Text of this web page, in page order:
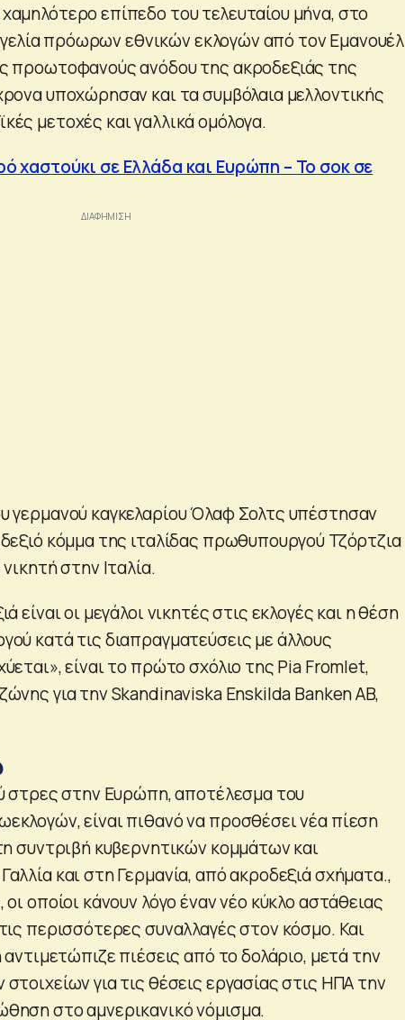
επίπεδο του τελευταίου μήνα, στο
πρόωρων εθνικών εκλογών από τον Εμανουέλ
ανόδου της ακροδεξιάς της
υποχώρησαν και τα συμβόλαια μελλοντικής
μετοχές και γαλλικά ομόλογα.
χαστούκι σε Ελλάδα και Ευρώπη – Το σοκ σε
γερμανού καγκελαρίου Όλαφ Σολτς υπέστησαν
κόμμα της ιταλίδας πρωθυπουργού Τζόρτζια
στην Ιταλία.
είναι οι μεγάλοι νικητές στις εκλογές και η θέση
κατά τις διαπραγματεύσεις με άλλους
είναι το πρώτο σχόλιο της Pia Fromlet,
για την Skandinaviska Enskilda Banken AB,
στρες στην Ευρώπη, αποτέλεσμα του
είναι πιθανό να προσθέσει νέα πίεση
συντριβή κυβερνητικών κομμάτων και
και στη Γερμανία, από ακροδεξιά σχήματα.,
οποίοι κάνουν λόγο έναν νέο κύκλο αστάθειας
περισσότερες συναλλαγές στον κόσμο. Και
πιέσεις από το δολάριο, μετά την
για τις θέσεις εργασίας στις ΗΠΑ την
στο αμνερικανικό νόμισμα.